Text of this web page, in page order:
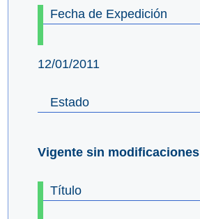
Fecha de Expedición
12/01/2011
Estado
Vigente sin modificaciones
Título